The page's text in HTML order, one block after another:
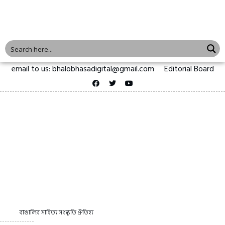
email to us: bhalobhasadigital@gmail.com Editorial Board
বাঙালির সাহিত্য সংস্কৃতি ঐতিহ্য